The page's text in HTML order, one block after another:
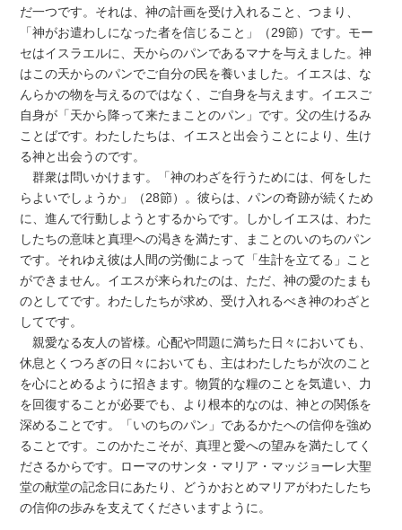
だ一つです。それは、神の計画を受け入れること、つまり、
「神がお遣わしになった者を信じること」（29節）です。モー
セはイスラエルに、天からのパンであるマナを与えました。神
はこの天からのパンでご自分の民を養いました。イエスは、な
んらかの物を与えるのではなく、ご自身を与えます。イエスご
自身が「天から降って来たまことのパン」です。父の生けるみ
ことばです。わたしたちは、イエスと出会うことにより、生け
る神と出会うのです。
群衆は問いかけます。「神のわざを行うためには、何をした
らよいでしょうか」（28節）。彼らは、パンの奇跡が続くため
に、進んで行動しようとするからです。しかしイエスは、わた
したちの意味と真理への渇きを満たす、まことのいのちのパン
です。それゆえ彼は人間の労働によって「生計を立てる」こと
ができません。イエスが来られたのは、ただ、神の愛のたまも
のとしてです。わたしたちが求め、受け入れるべき神のわざと
してです。
親愛なる友人の皆様。心配や問題に満ちた日々においても、
休息とくつろぎの日々においても、主はわたしたちが次のこと
を心にとめるように招きます。物質的な糧のことを気遣い、力
を回復することが必要でも、より根本的なのは、神との関係を
深めることです。「いのちのパン」であるかたへの信仰を強め
ることです。このかたこそが、真理と愛への望みを満たしてく
ださるからです。ローマのサンタ・マリア・マッジョーレ大聖
堂の献堂の記念日にあたり、どうかおとめマリアがわたしたち
の信仰の歩みを支えてくださいますように。